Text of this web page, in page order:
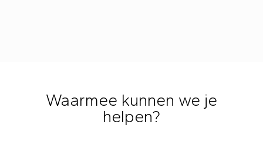
Waarmee kunnen we je
helpen?